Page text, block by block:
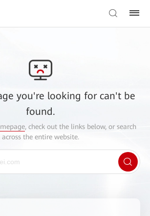
you're looking for can't be
found.
, check out the links below, or search
across the entire website.